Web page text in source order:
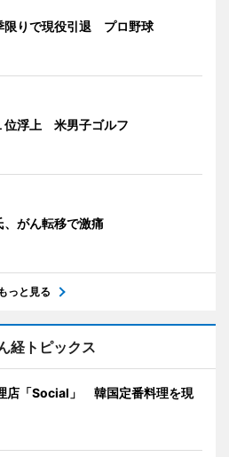
限りで現役引退 プロ野球
位浮上 米男子ゴルフ
、がん転移で激痛
もっと見る
経トピックス
店「Social」 韓国定番料理を現